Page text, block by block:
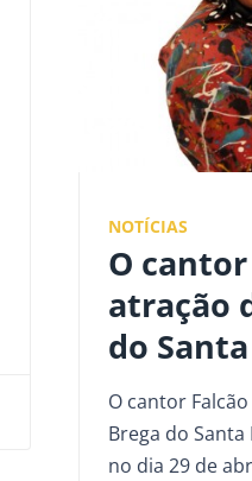
NOTÍCIAS
O
atração
do
O cantor
Brega do
no dia 29 de